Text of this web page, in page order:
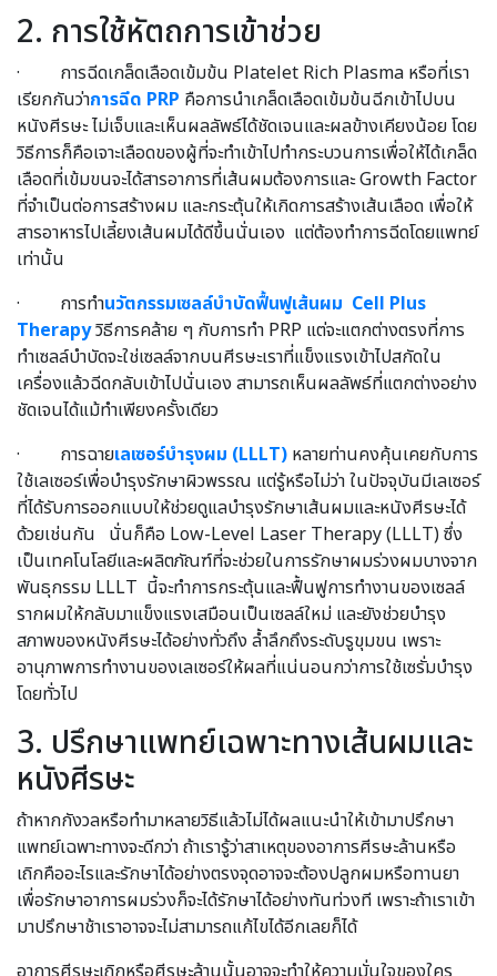
2. การใช้หัตถการเข้าช่วย
· การฉีดเกล็ดเลือดเข้มข้น Platelet Rich Plasma หรือที่เรา
เรียกกันว่าการฉีด PRP คือการนำเกล็ดเลือดเข้มข้นฉีกเข้าไปบน
หนังศีรษะ ไม่เจ็บและเห็นผลลัพธ์ได้ชัดเจนและผลข้างเคียงน้อย โดย
วิธีการก็คือเจาะเลือดของผู้ที่จะทำเข้าไปทำกระบวนการเพื่อให้ได้เกล็ด
เลือดที่เข้มขนจะได้สารอาการที่เส้นผมต้องการและ Growth Factor
ที่จำเป็นต่อการสร้างผม และกระตุ้นให้เกิดการสร้างเส้นเลือด เพื่อให้
สารอาหารไปเลี้ยงเส้นผมได้ดีขึ้นนั่นเอง แต่ต้องทำการฉีดโดยแพทย์
เท่านั้น
· การทำนวัตกรรมเซลล์บำบัดฟื้นฟูเส้นผม Cell Plus
Therapyวิธีการคล้าย ๆ กับการทำ PRP แต่จะแตกต่างตรงที่การ
ทำเซลล์บำบัดจะใช่เซลล์จากบนศีรษะเราที่แข็งแรงเข้าไปสกัดใน
เครื่องแล้วฉีดกลับเข้าไปนั่นเอง สามารถเห็นผลลัพธ์ที่แตกต่างอย่าง
ชัดเจนได้แม้ทำเพียงครั้งเดียว
· การฉายเลเซอร์บำรุงผม (LLLT) หลายท่านคงคุ้นเคยกับการ
ใช้เลเซอร์เพื่อบำรุงรักษาผิวพรรณ แต่รู้หรือไม่ว่า ในปัจจุบันมีเลเซอร์
ที่ได้รับการออกแบบให้ช่วยดูแลบำรุงรักษาเส้นผมและหนังศีรษะได้
ด้วยเช่นกัน นั่นก็คือ Low-Level Laser Therapy (LLLT) ซึ่ง
เป็นเทคโนโลยีและผลิตภัณฑ์ที่จะช่วยในการรักษาผมร่วงผมบางจาก
พันธุกรรม LLLT นี้จะทำการกระตุ้นและฟื้นฟูการทำงานของเซลล์
รากผมให้กลับมาแข็งแรงเสมือนเป็นเซลล์ใหม่ และยังช่วยบำรุง
สภาพของหนังศีรษะได้อย่างทั่วถึง ล้ำลึกถึงระดับรูขุมขน เพราะ
อานุภาพการทำงานของเลเซอร์ให้ผลที่แน่นอนกว่าการใช้เซรั่มบำรุง
โดยทั่วไป
3. ปรึกษาแพทย์เฉพาะทางเส้นผมและ
หนังศีรษะ
ถ้าหากกังวลหรือทำมาหลายวิธีแล้วไม่ได้ผลแนะนำให้เข้ามาปรึกษา
แพทย์เฉพาะทางจะดีกว่า ถ้าเรารู้ว่าสาเหตุของอาการศีรษะล้านหรือ
เถิกคืออะไรและรักษาได้อย่างตรงจุดอาจจะต้องปลูกผมหรือทานยา
เพื่อรักษาอาการผมร่วงก็จะได้รักษาได้อย่างทันท่วงที เพราะถ้าเราเข้า
มาปรึกษาช้าเราอาจจะไม่สามารถแก้ไขได้อีกเลยก็ได้